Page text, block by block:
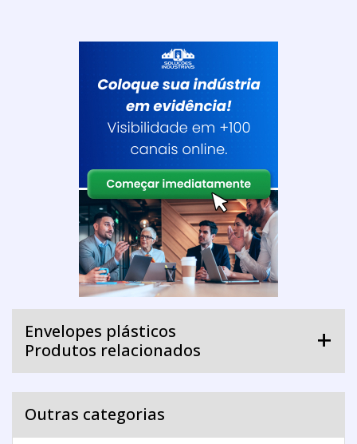
Envelopes plásticos
Produtos relacionados
Outras categorias